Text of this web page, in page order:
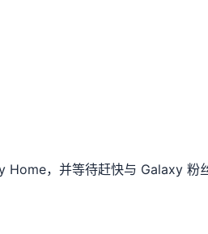
Home，并等待赶快与 Galaxy 粉